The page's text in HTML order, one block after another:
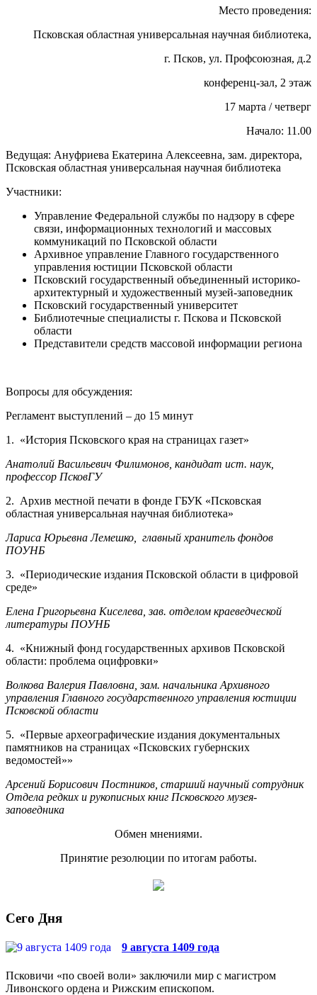
Место проведения:
Псковская областная универсальная научная библиотека,
г. Псков, ул. Профсоюзная, д.2
конференц-зал, 2 этаж
17 марта / четверг
Начало: 11.00
Ведущая: Ануфриева Екатерина Алексеевна, зам. директора,
Псковская областная универсальная научная библиотека
Участники:
Управление Федеральной службы по надзору в сфере
связи, информационных технологий и массовых
коммуникаций по Псковской области
Архивное управление Главного государственного
управления юстиции Псковской области
Псковский государственный объединенный историко-
архитектурный и художественный музей-заповедник
Псковский государственный университет
Библиотечные специалисты г. Пскова и Псковской
области
Представители средств массовой информации региона
Вопросы для обсуждения:
Регламент выступлений – до 15 минут
1. «История Псковского края на страницах газет»
Анатолий Васильевич Филимонов, кандидат ист. наук,
профессор ПсковГУ
2. Архив местной печати в фонде ГБУК «Псковская
областная универсальная научная библиотека»
Лариса Юрьевна Лемешко, главный хранитель фондов
ПОУНБ
3. «Периодические издания Псковской области в цифровой
среде»
Елена Григорьевна Киселева, зав. отделом краеведческой
литературы ПОУНБ
4. «Книжный фонд государственных архивов Псковской
области: проблема оцифровки»
Волкова Валерия Павловна, зам. начальника Архивного
управления Главного государственного управления юстиции
Псковской области
5. «Первые археографические издания документальных
памятников на страницах «Псковских губернских
ведомостей»»
Арсений Борисович Постников, старший научный сотрудник
Отдела редких и рукописных книг Псковского музея-
заповедника
Обмен мнениями.
Принятие резолюции по итогам работы.
Сего Дня
9 августа 1409 года
Псковичи «по своей воли» заключили мир с магистром
Ливонского ордена и Рижским епископом.